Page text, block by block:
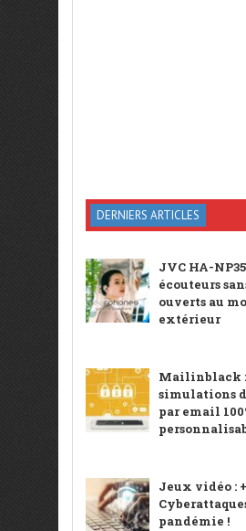
DERNIERS ARTICLES
JVC HA-
écouteurs
ouverts au
extérieur
Mailinblack :
simulations
par email
Jeux vidéo :
pandémie !